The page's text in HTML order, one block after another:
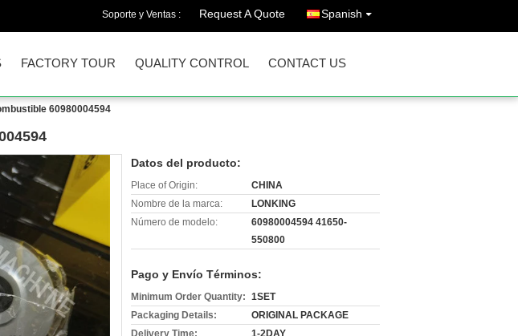
Soporte y Ventas : Request A Quote Spanish
FACTORY TOUR QUALITY CONTROL CONTACT US
60980004594
Datos del producto:
Place of Origin:
CHINA
Nombre de la marca:
LONKING
Número de modelo:
60980004594 41650-
550800
Pago y Envío Términos:
Minimum Order Quantity: 1SET
Packaging Details:
ORIGINAL PACKAGE
Delivery Time:
1-2DAY